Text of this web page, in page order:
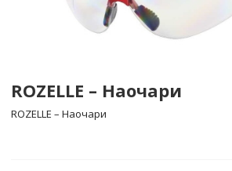
ROZELLE – Наочари
ROZELLE – Наочари